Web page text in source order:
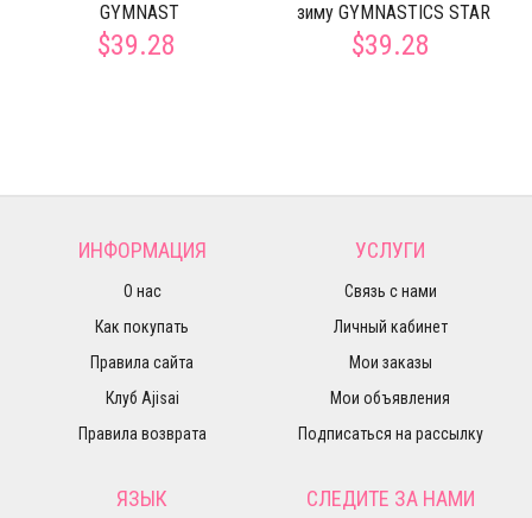
GYMNAST
$39.28
зиму GYMNASTICS STAR
$39.28
ИНФОРМАЦИЯ
О нас
Как покупать
Правила сайта
Клуб Ajisai
Правила возврата
УСЛУГИ
Связь с нами
Личный кабинет
Мои заказы
Мои объявления
Подписаться на рассылку
ЯЗЫК СЛЕДИТЕ ЗА НАМИ